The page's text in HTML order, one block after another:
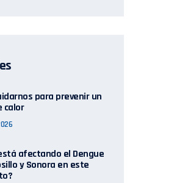
para prevenir un
calor
afectando el Dengue
y Sonora en este